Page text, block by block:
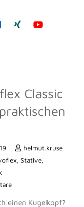
Classic
helmut.kruse
, Stative,
einen Kugelkopf?